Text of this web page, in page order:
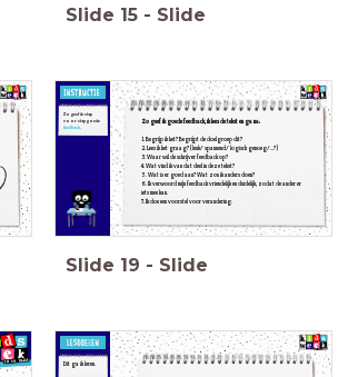
Slide 15 - Slide
Zo geef ikgoede feedback, ik lees de tekst en ga na:
1. Begrijp ik het?Begrijpt de doelgroep dit?
2. Lees ik het graag? (leuk/ spannend/ logisch genoeg/…?)
3. Waar wil de schrijver feedback op?
4. Wat vind ik van dat deel in deze tekst?
5. Wat is er goed aan?Wat zou ik anders doen?
6. Ik verwoord mijn feedback vriendelijk en duidelijk, zodat de ander er
iets mee kan.
7. Ik doe een voorstel voor verandering.
Zo geef ik stap
voor stap goede
feedback.
Slide 19 - Slide
Dit ga ik leren.